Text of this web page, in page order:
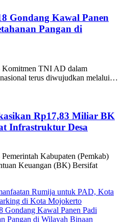
Gondang Kawal Panen
Pangan di
Komitmen TNI AD dalam
terus diwujudkan melalui…
Rp17,83 Miliar BK
Infrastruktur Desa
Kabupaten (Pemkab)
Keuangan (BK) Bersifat
Rumija untuk PAD, Kota
di Kota Mojokerto
Gondang Kawal Panen Padi
Pangan di Wilayah Binaan